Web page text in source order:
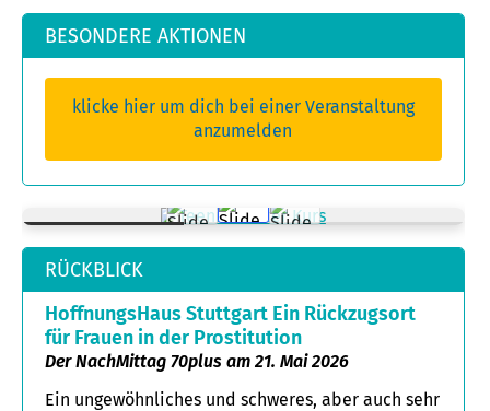
BESONDERE AKTIONEN
klicke hier um dich bei einer Veranstaltung
anzumelden
RÜCKBLICK
HoffnungsHaus Stuttgart Ein Rückzugsort
für Frauen in der Prostitution
Der NachMittag 70plus am 21. Mai 2026
Ein ungewöhnliches und schweres, aber auch sehr